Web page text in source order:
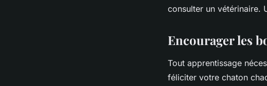
consulter un vétérinaire.
Encourager les
Tout apprentissage
féliciter votre chaton